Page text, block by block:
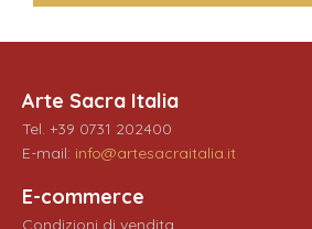
Arte Sacra Italia
Tel. +39 0731 202400
E-mail: info@artesacraitalia.it
E-commerce
Condizioni di vendita